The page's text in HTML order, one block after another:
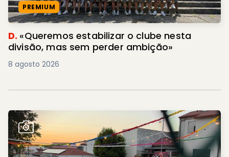
PREMIUM
D. «Queremos estabilizar o clube nesta
divisão, mas sem perder ambição»
8 agosto 2026